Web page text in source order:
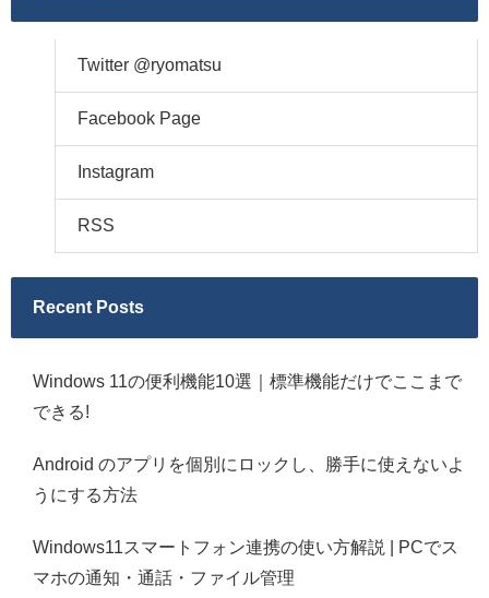
Twitter @ryomatsu
Facebook Page
Instagram
RSS
Recent Posts
Windows 11の便利機能10選｜標準機能だけでここまで
できる!
Android のアプリを個別にロックし、勝手に使えないよ
うにする方法
Windows11スマートフォン連携の使い方解説 | PCでス
マホの通知・通話・ファイル管理